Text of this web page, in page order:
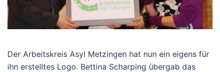
Der Arbeitskreis Asyl Metzingen hat nun ein eigens für
ihn erstelltes Logo. Bettina Scharping übergab das